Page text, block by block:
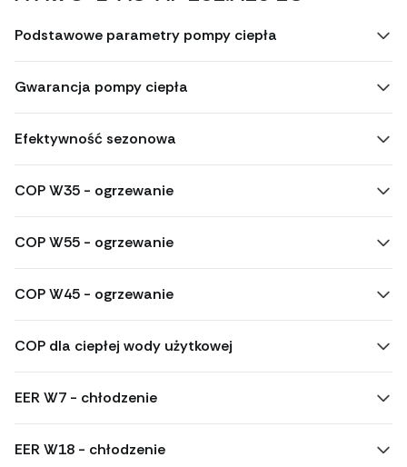
Podstawowe parametry pompy ciepła
Gwarancja pompy ciepła
Efektywność sezonowa
COP W35 - ogrzewanie
COP W55 - ogrzewanie
COP W45 - ogrzewanie
COP dla ciepłej wody użytkowej
EER W7 - chłodzenie
EER W18 - chłodzenie